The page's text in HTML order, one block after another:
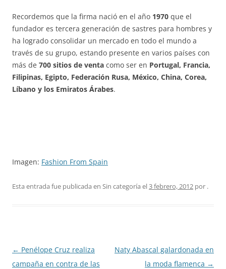
Recordemos que la firma nació en el año 1970 que el
fundador es tercera generación de sastres para hombres y
ha logrado consolidar un mercado en todo el mundo a
través de su grupo, estando presente en varios países con
más de 700 sitios de venta como ser en Portugal, Francia,
Filipinas, Egipto, Federación Rusa, México, China, Corea,
Líbano y los Emiratos Árabes.
Imagen: Fashion From Spain
Esta entrada fue publicada en Sin categoría el3 febrero, 2012 por .
Navegación
de
← Penélope Cruz realiza
campaña en contra de las
Naty Abascal galardonada en
la moda flamenca →